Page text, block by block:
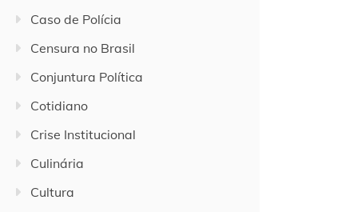
Caso de Polícia
Censura no Brasil
Conjuntura Política
Cotidiano
Crise Institucional
Culinária
Cultura